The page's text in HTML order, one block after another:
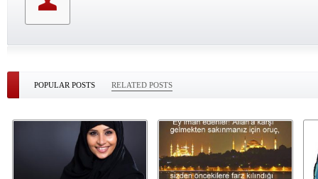
POPULAR POSTS RELATED POSTS